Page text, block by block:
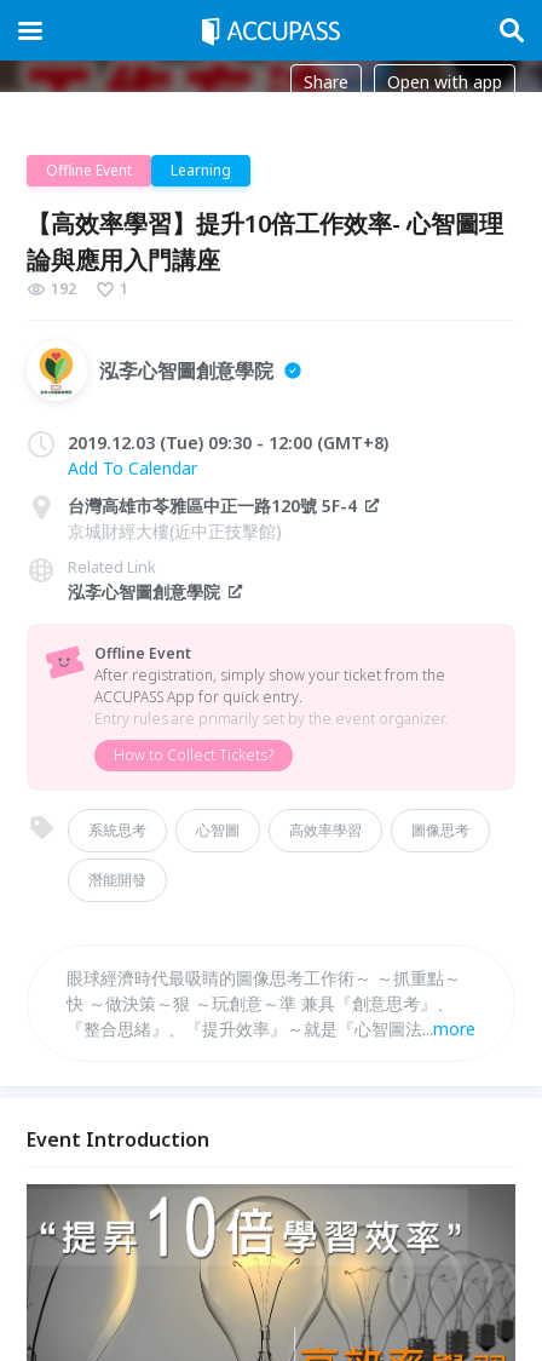
Share Open with app
Offline Event Learning
【高效率學習】提升10倍工作效率- 心智圖理
論與應用入門講座
192 1
泓斈心智圖創意學院
2019.12.03 (Tue) 09:30 - 12:00 (GMT+8)
Add To Calendar
台灣高雄市苓雅區中正一路120號 5F-4
京城財經大樓(近中正技擊館)
Related Link
泓斈心智圖創意學院
Offline Event
After registration, simply show your ticket from the
ACCUPASS App for quick entry.
Entry rules are primarily set by the event organizer.
How to Collect Tickets?
系統思考 心智圖 高效率學習 圖像思考
潛能開發
眼球經濟時代最吸睛的圖像思考工作術～ ～抓重點～
快 ～做決策～狠 ～玩創意～準 兼具『創意思考』、
『整合思緒』、『提升效率』～就是『心智圖法』 心
...more
Event Introduction